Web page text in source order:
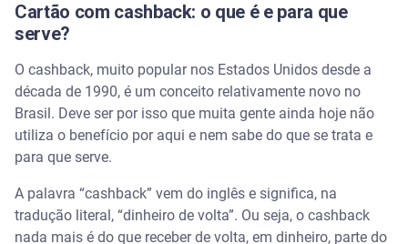
Cartão com cashback: o que é e para que
serve?
O cashback, muito popular nos Estados Unidos desde a
década de 1990, é um conceito relativamente novo no
Brasil. Deve ser por isso que muita gente ainda hoje não
utiliza o benefício por aqui e nem sabe do que se trata e
para que serve.
A palavra “cashback” vem do inglês e significa, na
tradução literal, “dinheiro de volta”. Ou seja, o cashback
nada mais é do que receber de volta, em dinheiro, parte do